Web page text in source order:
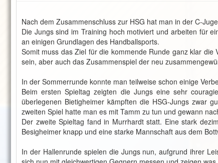
Nach dem Zusammenschluss zur HSG hat man in der C-
Die Jungs sind im Training hoch motiviert und arbeiten für
an einigen Grundlagen des Handballsports.
Somit muss das Ziel für die kommende Runde ganz klar
sein, aber auch das Zusammenspiel der neu
In der Sommerrunde konnte man teilweise schon einige
Beim ersten Spieltag zeigten die Jungs eine sehr
überlegenen Bietigheimer kämpften die HSG-Jungs zwar
zweiten Spiel hatte man es mit Tamm zu tun und gewann
Der zweite Spieltag fand in Murrhardt statt. Eine stark
Besigheimer knapp und eine starke Mannschaft aus dem
In der Hallenrunde spielen die Jungs nun, aufgrund ihrer